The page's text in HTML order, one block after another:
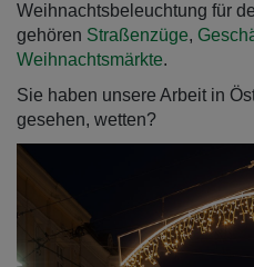
Weihnachtsbeleuchtung für
gehören Straßenzüge,
Weihnachtsmärkte.
Sie haben unsere Arbeit in
gesehen, wetten?